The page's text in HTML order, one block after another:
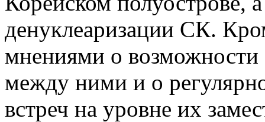
денуклеаризации СК.
мнениями о возможности
между ними и о
встреч на уровне их